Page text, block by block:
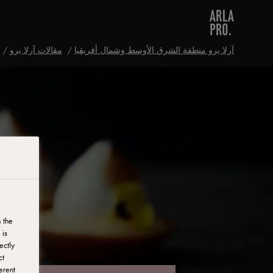
آرلا برو منطقة الشرق الأوسط وشمال أفريقيا مقالات آرلا برو
the